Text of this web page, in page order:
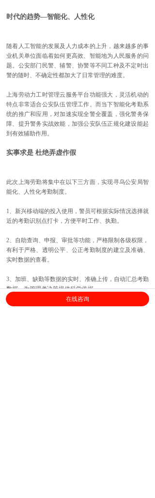
时代的趋势—智能化、人性化
随着人工智能的发展及人力成本的上升，越来越多的事
业机关单位面临着如何更高效、智能地为人民服务的问
题。公安部门民警、辅警、协警等不同工种及不定时出
警的随时、不确定性都加大了日常管理的难度。
上海劳动力工时管理云服务平台功能强大，灵活机动的
特点非常适合公安队伍管理工作。而当下智能化考勤系
统的推广和应用，对加速实现全警全覆盖，强化警务保
障、提升警务实战效能，加强公安队伍正规化建设能起
到有效辅助作用。
实事求是 杜绝弄虚作假
此次上海劳勤将集中在以下三方面，实现寻乌公安局智
能化、人性化考勤制度。
1、新兴移动端的投入使用，警员可根据实际情况选择就
近的考勤识别点打卡，方便平时工作、执勤。
2、自助查询、申报、审批等功能，严格限制各级权限，
有利于严格、透明公平、公正考勤制度的建立及准确、
实时数据的查看。
3、加班、缺勤等数据的实时、准确上传，自动汇总考勤
数据，为管理者决策提供科学依据。
在线咨询